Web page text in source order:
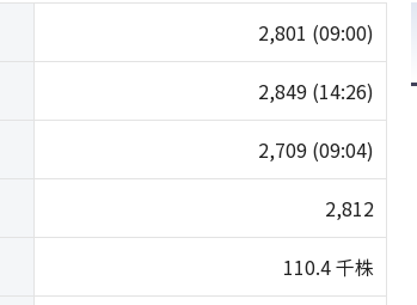
2,801 (09:00)
2,849 (14:26)
2,709 (09:04)
2,812
110.4 千株